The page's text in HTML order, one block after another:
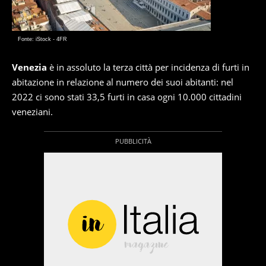
Fonte: iStock - 4FR
Venezia è in assoluto la terza città per incidenza di furti in
abitazione in relazione al numero dei suoi abitanti: nel
2022 ci sono stati 33,5 furti in casa ogni 10.000 cittadini
veneziani.